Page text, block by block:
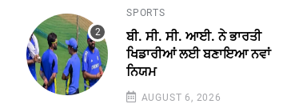
SPORTS
ਬੀ. ਸੀ. ਸੀ. ਆਈ. ਨੇ ਭਾਰਤੀ
ਖਿਡਾਰੀਆਂ ਲਈ ਬਣਾਇਆ ਨਵਾਂ
ਨਿਯਮ
AUGUST 6, 2026